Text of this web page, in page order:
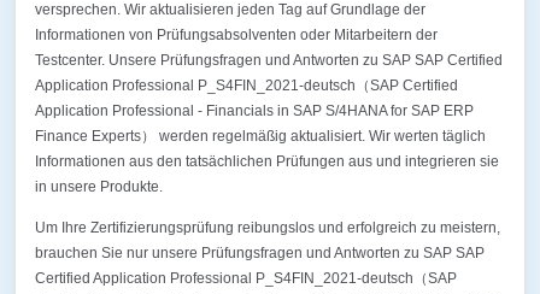
versprechen. Wir aktualisieren jeden Tag auf Grundlage der
Informationen von Prüfungsabsolventen oder Mitarbeitern der
Testcenter. Unsere Prüfungsfragen und Antworten zu SAP SAP Certified
Application Professional P_S4FIN_2021-deutsch（SAP Certified
Application Professional - Financials in SAP S/4HANA for SAP ERP
Finance Experts） werden regelmäßig aktualisiert. Wir werten täglich
Informationen aus den tatsächlichen Prüfungen aus und integrieren sie
in unsere Produkte.
Um Ihre Zertifizierungsprüfung reibungslos und erfolgreich zu meistern,
brauchen Sie nur unsere Prüfungsfragen und Antworten zu SAP SAP
Certified Application Professional P_S4FIN_2021-deutsch（SAP